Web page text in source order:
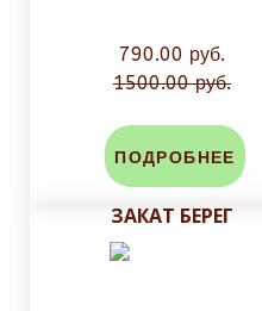
790.00 руб.
1500.00 руб.
ПОДРОБНЕЕ
ЗАКАТ БЕРЕГ